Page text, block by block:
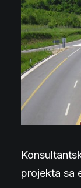
projekta sa